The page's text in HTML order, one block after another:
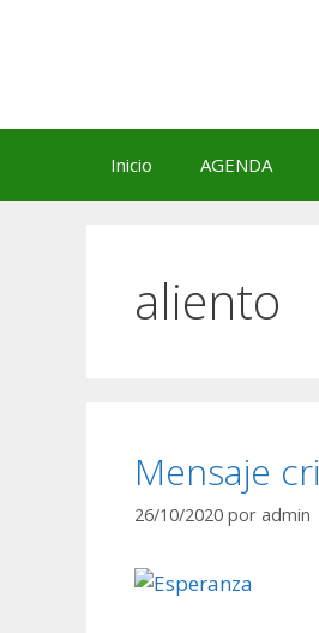
Inicio AGENDA
aliento
Mensaje
26/10/2020 por admin